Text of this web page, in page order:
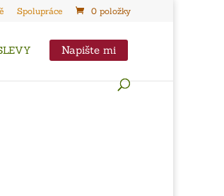
Spolupráce 0 položky
Napište mi